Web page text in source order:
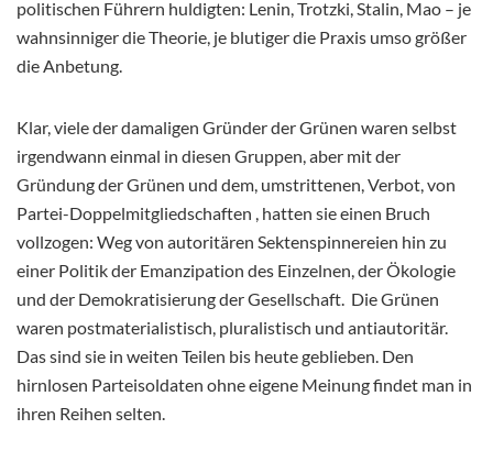
politischen Führern huldigten: Lenin, Trotzki, Stalin, Mao – je
wahnsinniger die Theorie, je blutiger die Praxis umso größer
die Anbetung.
Klar, viele der damaligen Gründer der Grünen waren selbst
irgendwann einmal in diesen Gruppen, aber mit der
Gründung der Grünen und dem, umstrittenen, Verbot, von
Partei-Doppelmitgliedschaften , hatten sie einen Bruch
vollzogen: Weg von autoritären Sektenspinnereien hin zu
einer Politik der Emanzipation des Einzelnen, der Ökologie
und der Demokratisierung der Gesellschaft. Die Grünen
waren postmaterialistisch, pluralistisch und antiautoritär.
Das sind sie in weiten Teilen bis heute geblieben. Den
hirnlosen Parteisoldaten ohne eigene Meinung findet man in
ihren Reihen selten.